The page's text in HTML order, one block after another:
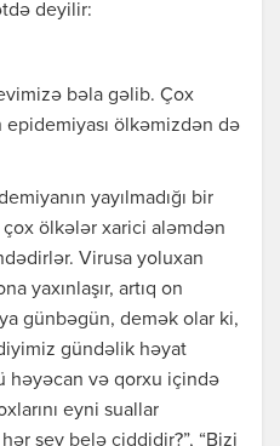
deyilir:
bəla gəlib. Çox
ölkəmizdən də
yayılmadığı bir
ölkələr xarici aləmdən
Virusa yoluxan
yaxınlaşır, artıq on
günbəgün, demək olar ki,
gündəlik həyat
həyəcan və qorxu içində
eyni suallar
şey belə ciddidir?”, “Bizi